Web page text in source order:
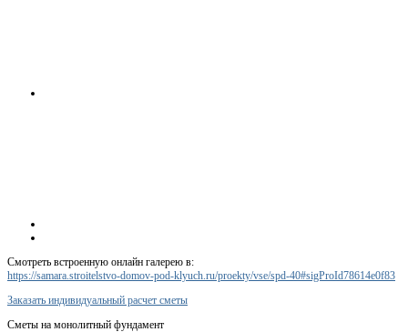
Смотреть встроенную онлайн галерею в:
https://samara.stroitelstvo-domov-pod-klyuch.ru/proekty/vse/spd-40#sigProId78614e0f83
Заказать индивидуальный расчет сметы
Сметы на монолитный фундамент